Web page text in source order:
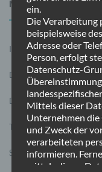
NAVIGATION
Impressum
Datenschutz
Datenlöschung
Termine
Sie schreiben uns
ein.
Die Verarbeitung
beispielsweise
Adresse oder
Person, erfolgt
Datenschutz-
Mittels dieser
Unternehmen
und Zweck der
verarbeiteten
informieren.
mittels dieser